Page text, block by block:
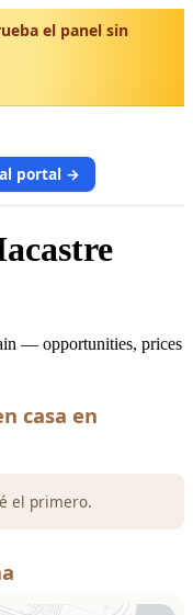
el panel sin
portal →
— opportunities, prices
casa en
el primero.